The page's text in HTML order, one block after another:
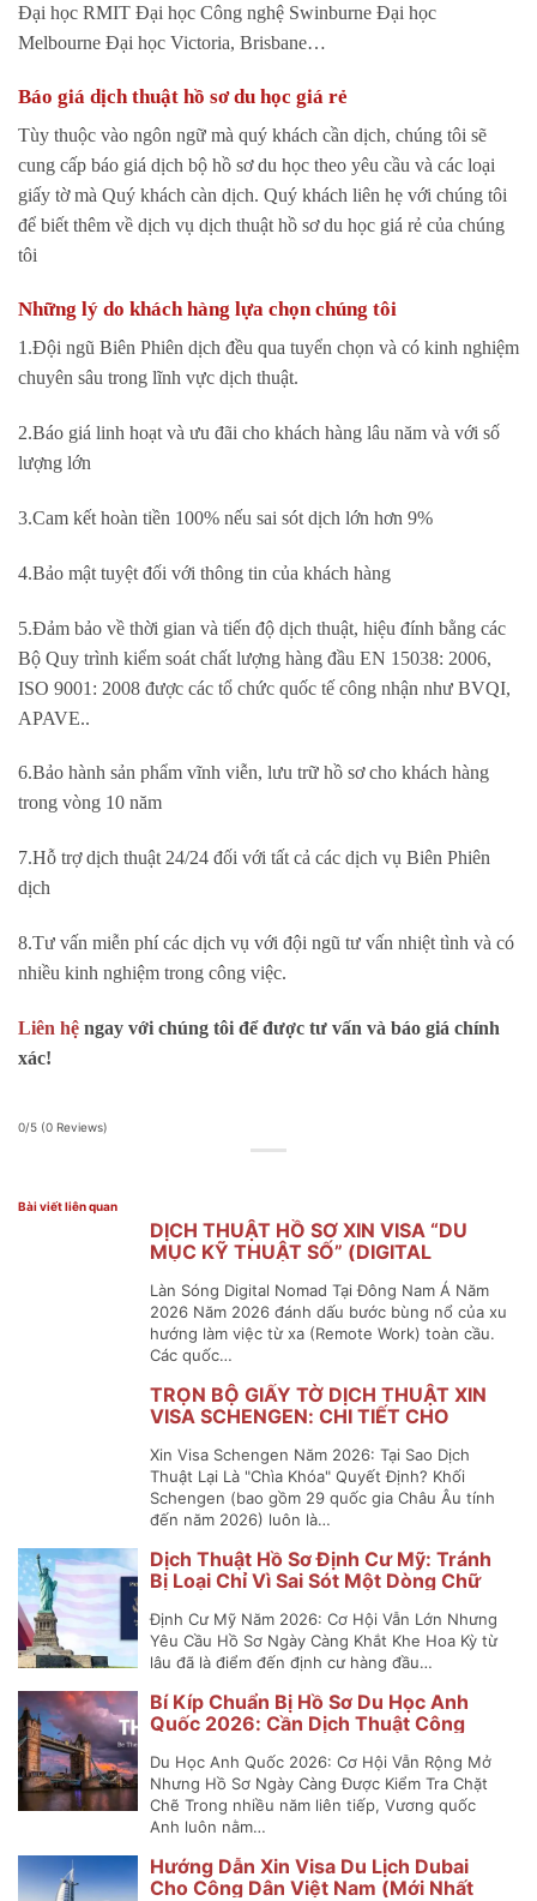
Đại học RMIT Đại học Công nghệ Swinburne Đại học
Melbourne Đại học Victoria, Brisbane…
Báo giá dịch thuật hồ sơ du học giá rẻ
Tùy thuộc vào ngôn ngữ mà quý khách cần dịch, chúng tôi sẽ
cung cấp báo giá dịch bộ hồ sơ du học theo yêu cầu và các loại
giấy tờ mà Quý khách càn dịch. Quý khách liên hẹ với chúng tôi
để biết thêm về dịch vụ dịch thuật hồ sơ du học giá rẻ của chúng
tôi
Những lý do khách hàng lựa chọn chúng tôi
1.Đội ngũ Biên Phiên dịch đều qua tuyển chọn và có kinh nghiệm
chuyên sâu trong lĩnh vực dịch thuật.
2.Báo giá linh hoạt và ưu đãi cho khách hàng lâu năm và với số
lượng lớn
3.Cam kết hoàn tiền 100% nếu sai sót dịch lớn hơn 9%
4.Bảo mật tuyệt đối với thông tin của khách hàng
5.Đảm bảo về thời gian và tiến độ dịch thuật, hiệu đính bằng các
Bộ Quy trình kiểm soát chất lượng hàng đầu EN 15038: 2006,
ISO 9001: 2008 được các tổ chức quốc tế công nhận như BVQI,
APAVE..
6.Bảo hành sản phẩm vĩnh viễn, lưu trữ hồ sơ cho khách hàng
trong vòng 10 năm
7.Hỗ trợ dịch thuật 24/24 đối với tất cả các dịch vụ Biên Phiên
dịch
8.Tư vấn miễn phí các dịch vụ với đội ngũ tư vấn nhiệt tình và có
nhiều kinh nghiệm trong công việc.
Liên hệ ngay với chúng tôi để được tư vấn và báo giá chính
xác!
0/5 (0 Reviews)
Bài viết liên quan
DỊCH THUẬT HỒ SƠ XIN VISA “DU
MỤC KỸ THUẬT SỐ” (DIGITAL
Làn Sóng Digital Nomad Tại Đông Nam Á Năm
2026 Năm 2026 đánh dấu bước bùng nổ của xu
hướng làm việc từ xa (Remote Work) toàn cầu.
Các quốc…
TRỌN BỘ GIẤY TỜ DỊCH THUẬT XIN
VISA SCHENGEN: CHI TIẾT CHO
Xin Visa Schengen Năm 2026: Tại Sao Dịch
Thuật Lại Là "Chìa Khóa" Quyết Định? Khối
Schengen (bao gồm 29 quốc gia Châu Âu tính
đến năm 2026) luôn là…
Dịch Thuật Hồ Sơ Định Cư Mỹ: Tránh
Bị Loại Chỉ Vì Sai Sót Một Dòng Chữ
Định Cư Mỹ Năm 2026: Cơ Hội Vẫn Lớn Nhưng
Yêu Cầu Hồ Sơ Ngày Càng Khắt Khe Hoa Kỳ từ
lâu đã là điểm đến định cư hàng đầu…
Bí Kíp Chuẩn Bị Hồ Sơ Du Học Anh
Quốc 2026: Cần Dịch Thuật Công
Du Học Anh Quốc 2026: Cơ Hội Vẫn Rộng Mở
Nhưng Hồ Sơ Ngày Càng Được Kiểm Tra Chặt
Chẽ Trong nhiều năm liên tiếp, Vương quốc
Anh luôn nằm…
Hướng Dẫn Xin Visa Du Lịch Dubai
Cho Công Dân Việt Nam (Mới Nhất